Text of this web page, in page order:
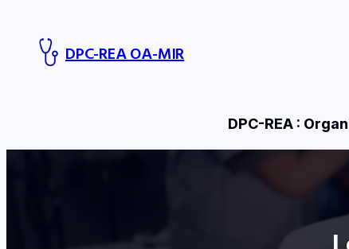
contenu DPC-REA OA-MIR
DPC-REA :